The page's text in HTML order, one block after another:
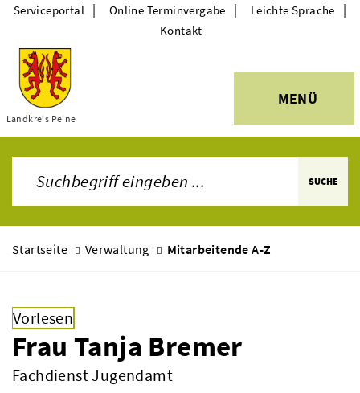
Themen
Landkreis Peine
MENÜ
Serviceportal | Online Terminvergabe | Leichte Sprache |
Kontakt
SUCHE
Startseite Verwaltung Mitarbeitende A-Z
Vorlesen
Frau Tanja Bremer
Fachdienst Jugendamt